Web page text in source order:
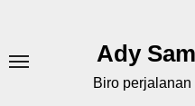
content
Ady
Biro